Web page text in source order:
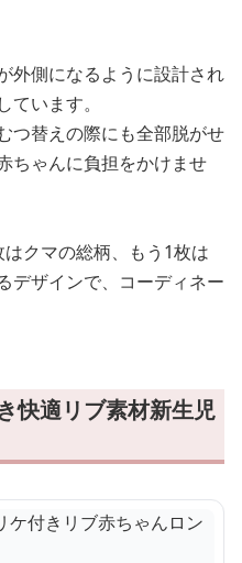
外側になるように設計され
います。
つ替えの際にも全部脱がせ
ちゃんに負担をかけませ
クマの総柄、もう1枚は
デザインで、コーディネー
快適リブ素材新生児